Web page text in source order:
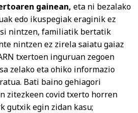
gainean, eta ni bezalako
edo ikuspegiak eraginik ez
nintzen, familiatik bertatik
nintzen ez zirela saiatu gaiaz
txertoen inguruan zegoen
zelako eta ohiko informazio
Bati baino gehiagori
zitezkeen covid txerto horren
gutxik egin zidan kasu;